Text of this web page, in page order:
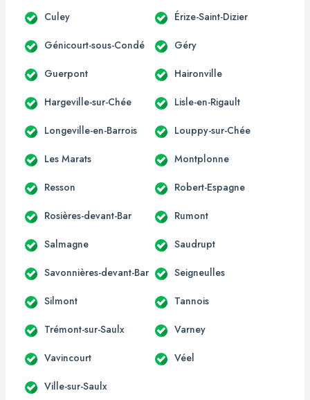
Culey Érize-Saint-Dizier
Génicourt-sous-Condé Géry
Guerpont Haironville
Hargeville-sur-Chée Lisle-en-Rigault
Longeville-en-Barrois Louppy-sur-Chée
Les Marats Montplonne
Resson Robert-Espagne
Rosières-devant-Bar Rumont
Salmagne Saudrupt
Savonnières-devant-Bar Seigneulles
Silmont Tannois
Trémont-sur-Saulx Varney
Vavincourt Véel
Ville-sur-Saulx